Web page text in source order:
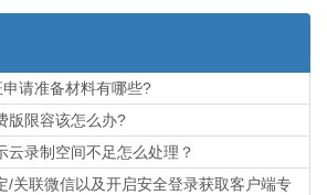
请准备材料有哪些?
版限容该怎么办?
云录制空间不足怎么处理？
/关联微信以及开启安全登录获取客户端专